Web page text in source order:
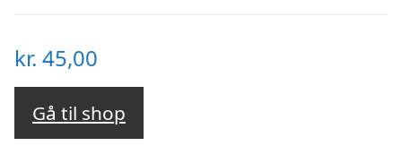
kr. 45,00
Gå til shop